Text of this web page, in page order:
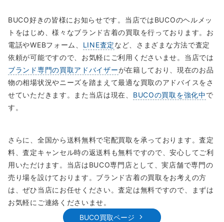
BUCO好きの皆様にお知らせです。当店ではBUCOのヘルメッ
トをはじめ、様々なブランド古着の買取を行っております。お
電話やWEBフォーム、 LINE査定など、さまざまな方法で査定
依頼が可能ですので、お気軽にご利用くださいませ。当店では
ブランド専門の買取アドバイザーが在籍しており、現在のお品
物の相場状況やニーズを踏まえて最適な買取のアドバイスをさ
せていただきます。また当店は現在、 BUCOの買取を強化中で
す。
さらに、全国から送料無料で宅配買取を承っております。査定
料、査定キャンセル時の返送料も無料ですので、安心してご利
用いただけます。当店はBUCO専門店として、実店舗で専門の
売り場を設けております。ブランド古着の買取をお考えの方
は、ぜひ当店にお任せください。査定は無料ですので、まずは
お気軽にご連絡くださいませ。
BUCO買取ページ